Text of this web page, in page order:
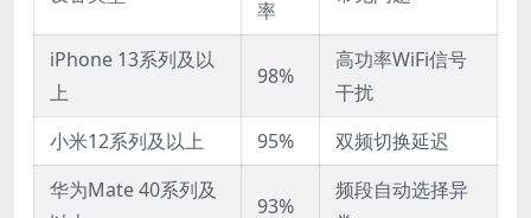
率
iPhone 13系列及以
上
98%
高功率WiFi信号
干扰
小米12系列及以上
95%
双频切换延迟
华为Mate 40系列及
93%
频段自动选择异